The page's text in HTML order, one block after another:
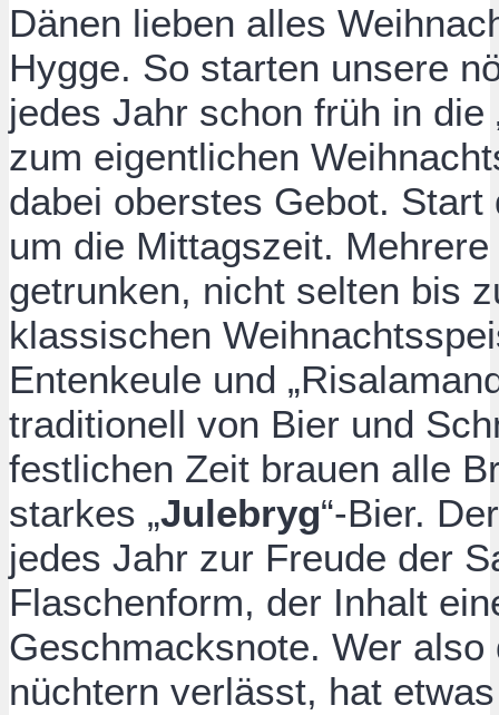
Dänen lieben alles
Hygge. So starten unsere
jedes Jahr schon früh in die
zum eigentlichen
dabei oberstes Gebot. Start
um die Mittagszeit.
getrunken, nicht selten bis
klassischen
Entenkeule und
traditionell von Bier und
festlichen Zeit brauen alle
starkes „Julebryg“-Bier.
jedes Jahr zur Freude der
Flaschenform, der Inhalt
Geschmacksnote. Wer also
nüchtern verlässt, hat